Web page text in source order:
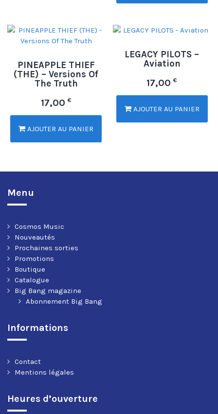
PINEAPPLE THIEF
(THE) – Versions Of
The Truth
17,00 €
AJOUTER AU PANIER
LEGACY PILOTS –
Aviation
17,00€
AJOUTER AU PANIER
Menu
Cosmos Music
Nouveautés
Prochaines sorties
Promotions
Boutique
Catalogue
Big Bang magazine
Abonnement Big Bang
Informations
Contact
Mentions légales
Heures d’ouverture